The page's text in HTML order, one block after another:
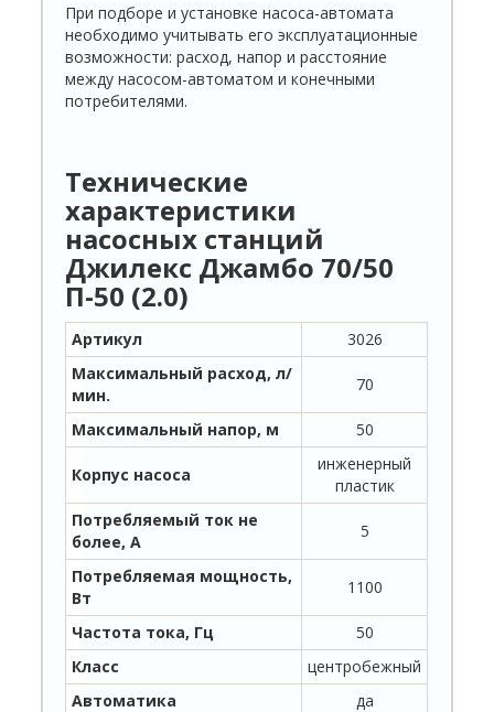
При подборе и установке насоса-автомата
необходимо учитывать его эксплуатационные
возможности: расход, напор и расстояние
между насосом-автоматом и конечными
потребителями.
Технические
характеристики
насосных станций
Джилекс Джамбо 70/50
П-50 (2.0)
Артикул
3026
Максимальный расход, л/
мин.
70
Максимальный напор, м 50
Корпус насоса
инженерный
пластик
Потребляемый ток не
более, А
5
Потребляемая мощность,
Вт
1100
Частота тока, Гц
50
Класс
центробежный
Автоматика
да